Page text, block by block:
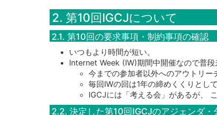
2. 第10回IGCJについて
2.1. 第10回の要求事項・制約事項の確認
いつもより時間が短い。
Internet Week (IW)期間中開催なので普段
今までの参加者以外へのアウトリー
毎回IWの回は1年の締めくくりとし
IGCJには「考える会」があるが、
2.2. 決定した第10回IGCJのアジェンダ